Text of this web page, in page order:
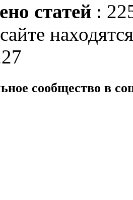
статей :
сообщество в